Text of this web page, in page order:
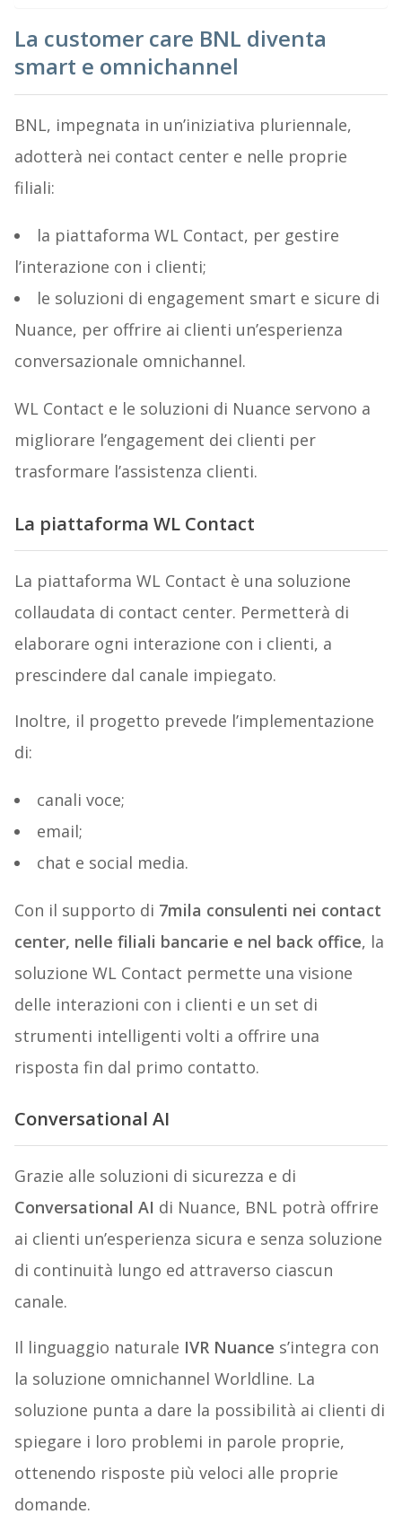
La customer care BNL diventa
smart e omnichannel
BNL, impegnata in un’iniziativa pluriennale,
adotterà nei contact center e nelle proprie
filiali:
la piattaforma WL Contact, per gestire
l’interazione con i clienti;
le soluzioni di engagement smart e sicure di
Nuance, per offrire ai clienti un’esperienza
conversazionale omnichannel.
WL Contact e le soluzioni di Nuance servono a
migliorare l’engagement dei clienti per
trasformare l’assistenza clienti.
La piattaforma WL Contact
La piattaforma WL Contact è una soluzione
collaudata di contact center. Permetterà di
elaborare ogni interazione con i clienti, a
prescindere dal canale impiegato.
Inoltre, il progetto prevede l’implementazione
di:
canali voce;
email;
chat e social media.
Con il supporto di 7mila consulenti nei contact
center, nelle filiali bancarie e nel back office, la
soluzione WL Contact permette una visione
delle interazioni con i clienti e un set di
strumenti intelligenti volti a offrire una
risposta fin dal primo contatto.
Conversational AI
Grazie alle soluzioni di sicurezza e di
Conversational AI di Nuance, BNL potrà offrire
ai clienti un’esperienza sicura e senza soluzione
di continuità lungo ed attraverso ciascun
canale.
Il linguaggio naturale IVR Nuance s’integra con
la soluzione omnichannel Worldline. La
soluzione punta a dare la possibilità ai clienti di
spiegare i loro problemi in parole proprie,
ottenendo risposte più veloci alle proprie
domande.